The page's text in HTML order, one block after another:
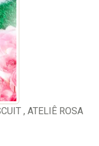
, ATELIÊ ROSA